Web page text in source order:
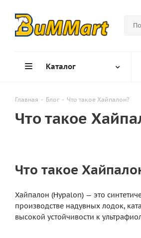
Каталог
Главная - Блог - Что такое Хайпалон?
Что такое
Что такое
Хайпалон (Hypalon) — это
производстве надувных лодок,
высокой устойчивости к